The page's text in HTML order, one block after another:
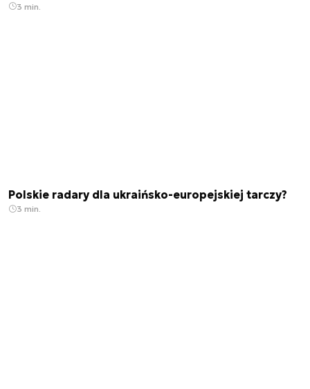
3 min.
Polskie radary dla ukraińsko-europejskiej tarczy?
3 min.